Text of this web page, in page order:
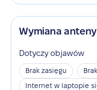
Wymiana anteny
Dotyczy objawów
Brak zasięgu
Internet w laptopie